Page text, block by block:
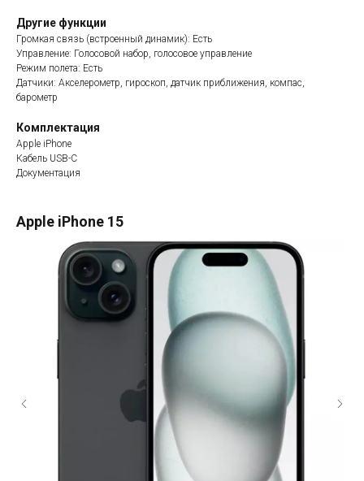
Другие функции
Громкая связь (встроенный динамик): Есть
Управление: Голосовой набор, голосовое управление
Режим полета: Есть
Датчики: Акселерометр, гироскоп, датчик приближения, компас,
барометр
Комплектация
Apple iPhone
Кабель USB-C
Документация
Apple iPhone 15